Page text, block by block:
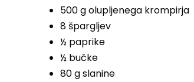
500 g olupljenega krompirja
8 špargljev
½ paprike
½ bučke
80 g slanine